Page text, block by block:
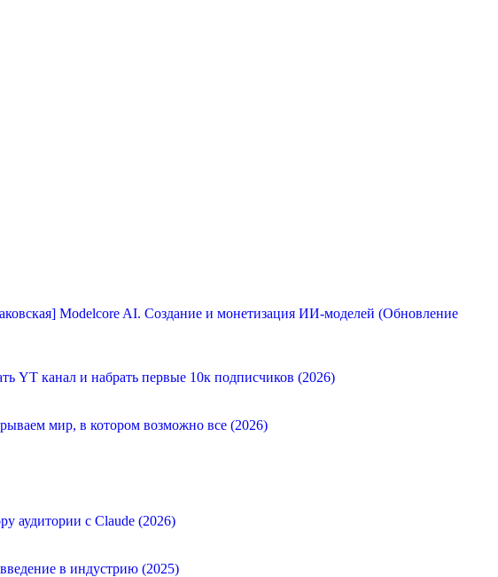
Modelcore AI. Создание и монетизация ИИ-моделей (Обновление
YT канал и набрать первые 10к подписчиков (2026)
мир, в котором возможно все (2026)
аудитории с Claude (2026)
в индустрию (2025)